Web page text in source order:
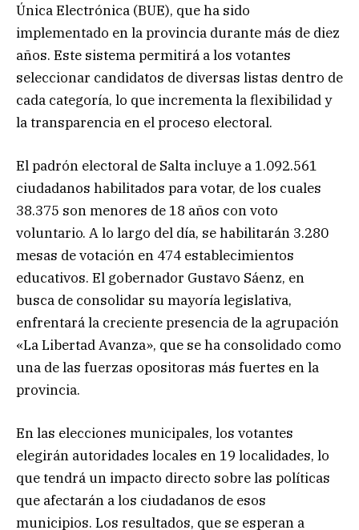
Única Electrónica (BUE), que ha sido
implementado en la provincia durante más de diez
años. Este sistema permitirá a los votantes
seleccionar candidatos de diversas listas dentro de
cada categoría, lo que incrementa la flexibilidad y
la transparencia en el proceso electoral.
El padrón electoral de Salta incluye a 1.092.561
ciudadanos habilitados para votar, de los cuales
38.375 son menores de 18 años con voto
voluntario. A lo largo del día, se habilitarán 3.280
mesas de votación en 474 establecimientos
educativos. El gobernador Gustavo Sáenz, en
busca de consolidar su mayoría legislativa,
enfrentará la creciente presencia de la agrupación
«La Libertad Avanza», que se ha consolidado como
una de las fuerzas opositoras más fuertes en la
provincia.
En las elecciones municipales, los votantes
elegirán autoridades locales en 19 localidades, lo
que tendrá un impacto directo sobre las políticas
que afectarán a los ciudadanos de esos
municipios. Los resultados, que se esperan a